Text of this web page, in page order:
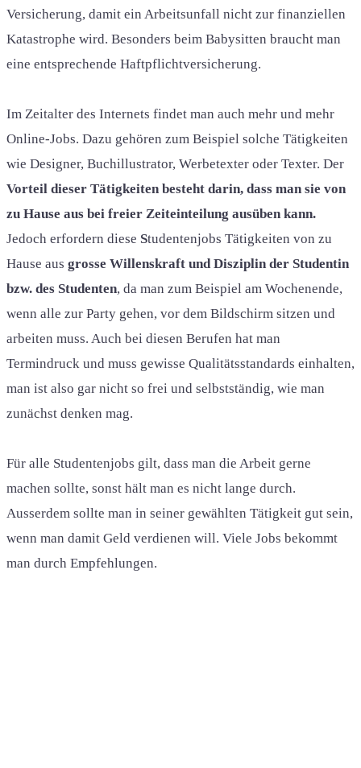
Versicherung, damit ein Arbeitsunfall nicht zur finanziellen
Katastrophe wird. Besonders beim Babysitten braucht man
eine entsprechende Haftpflichtversicherung.
Im Zeitalter des Internets findet man auch mehr und mehr
Online-Jobs. Dazu gehören zum Beispiel solche Tätigkeiten
wie Designer, Buchillustrator, Werbetexter oder Texter. Der
Vorteil dieser Tätigkeiten besteht darin, dass man sie von
zu Hause aus bei freier Zeiteinteilung ausüben kann.
Jedoch erfordern diese Studentenjobs Tätigkeiten von zu
Hause aus grosse Willenskraft und Disziplin der Studentin
bzw. des Studenten, da man zum Beispiel am Wochenende,
wenn alle zur Party gehen, vor dem Bildschirm sitzen und
arbeiten muss. Auch bei diesen Berufen hat man
Termindruck und muss gewisse Qualitätsstandards einhalten,
man ist also gar nicht so frei und selbstständig, wie man
zunächst denken mag.
Für alle Studentenjobs gilt, dass man die Arbeit gerne
machen sollte, sonst hält man es nicht lange durch.
Ausserdem sollte man in seiner gewählten Tätigkeit gut sein,
wenn man damit Geld verdienen will. Viele Jobs bekommt
man durch Empfehlungen.